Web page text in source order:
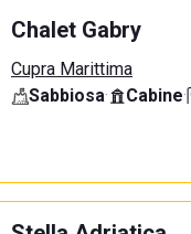
Chalet Gabry
Cupra Marittima
Sabbiosa· Cabine·